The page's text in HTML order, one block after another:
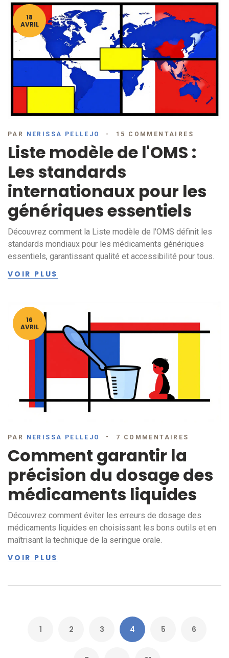
18
AVRIL
PAR NERISSA PELLEJO 15 COMMENTAIRES
Liste modèle de l'OMS :
Les standards
internationaux pour les
génériques essentiels
Découvrez comment la Liste modèle de l'OMS définit les
standards mondiaux pour les médicaments génériques
essentiels, garantissant qualité et accessibilité pour tous.
VOIR PLUS
16
AVRIL
PAR NERISSA PELLEJO 7 COMMENTAIRES
Comment garantir la
précision du dosage des
médicaments liquides
Découvrez comment éviter les erreurs de dosage des
médicaments liquides en choisissant les bons outils et en
maîtrisant la technique de la seringue orale.
VOIR PLUS
1 2 3 4 5 6